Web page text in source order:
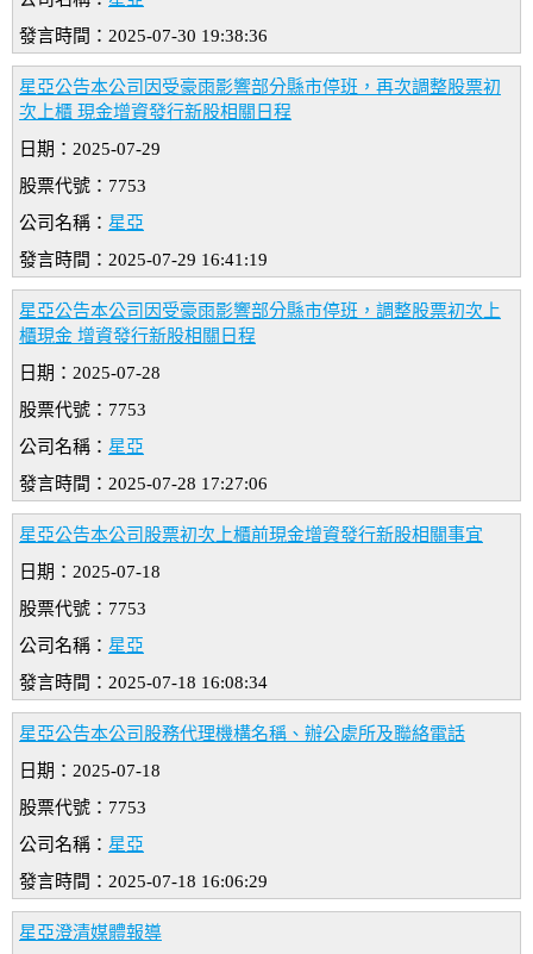
發言時間：2025-07-30 19:38:36
星亞公告本公司因受豪雨影響部分縣市停班，再次調整股票初
次上櫃 現金增資發行新股相關日程
日期：2025-07-29
股票代號：7753
公司名稱： 星亞
發言時間：2025-07-29 16:41:19
星亞公告本公司因受豪雨影響部分縣市停班，調整股票初次上
櫃現金 增資發行新股相關日程
日期：2025-07-28
股票代號：7753
公司名稱： 星亞
發言時間：2025-07-28 17:27:06
星亞公告本公司股票初次上櫃前現金增資發行新股相關事宜
日期：2025-07-18
股票代號：7753
公司名稱： 星亞
發言時間：2025-07-18 16:08:34
星亞公告本公司股務代理機構名稱、辦公處所及聯絡電話
日期：2025-07-18
股票代號：7753
公司名稱： 星亞
發言時間：2025-07-18 16:06:29
星亞澄清媒體報導